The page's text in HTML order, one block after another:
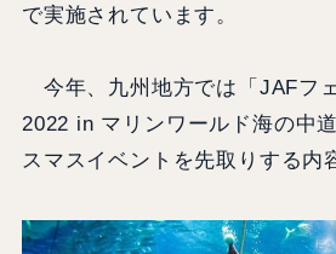
で実施されています。
今年、九州地方では「JAFフ
2022 in マリンワールド海の中
スマスイベントを先取りする内